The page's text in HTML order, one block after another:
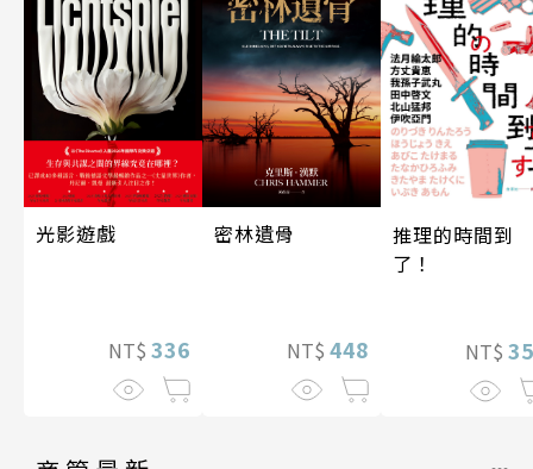
光影遊戲
NT$ 336
密林遺骨
NT$ 448
推理的時間到
了！
NT$